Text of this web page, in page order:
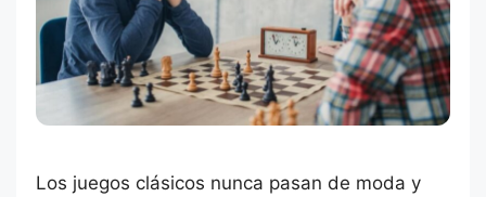
Los juegos clásicos nunca pasan de moda y